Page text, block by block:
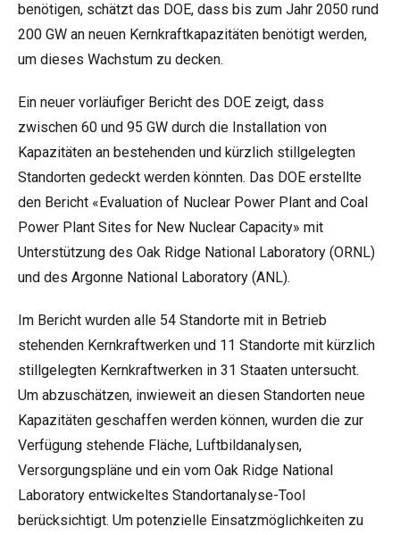
benötigen, schätzt das DOE, dass bis zum Jahr 2050 rund
200 GW an neuen Kernkraftkapazitäten benötigt werden,
um dieses Wachstum zu decken.
Ein neuer vorläufiger Bericht des DOE zeigt, dass
zwischen 60 und 95 GW durch die Installation von
Kapazitäten an bestehenden und kürzlich stillgelegten
Standorten gedeckt werden könnten. Das DOE erstellte
den Bericht «Evaluation of Nuclear Power Plant and Coal
Power Plant Sites for New Nuclear Capacity» mit
Unterstützung des Oak Ridge National Laboratory (ORNL)
und des Argonne National Laboratory (ANL).
Im Bericht wurden alle 54 Standorte mit in Betrieb
stehenden Kernkraftwerken und 11 Standorte mit kürzlich
stillgelegten Kernkraftwerken in 31 Staaten untersucht.
Um abzuschätzen, inwieweit an diesen Standorten neue
Kapazitäten geschaffen werden können, wurden die zur
Verfügung stehende Fläche, Luftbildanalysen,
Versorgungspläne und ein vom Oak Ridge National
Laboratory entwickeltes Standortanalyse-Tool
berücksichtigt. Um potenzielle Einsatzmöglichkeiten zu